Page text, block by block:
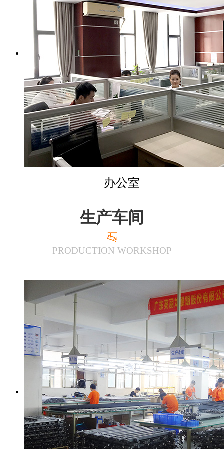
办公室
生产车间
PRODUCTION WORKSHOP